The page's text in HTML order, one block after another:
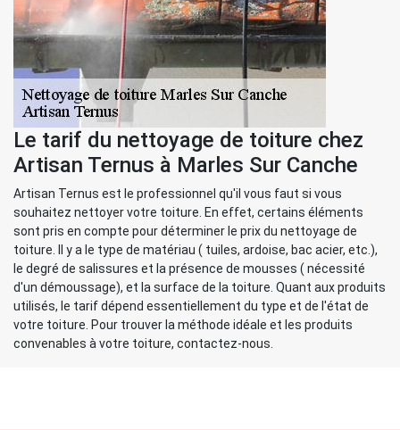
Le tarif du nettoyage de toiture chez
Artisan Ternus à Marles Sur Canche
Artisan Ternus est le professionnel qu'il vous faut si vous
souhaitez nettoyer votre toiture. En effet, certains éléments
sont pris en compte pour déterminer le prix du nettoyage de
toiture. Il y a le type de matériau ( tuiles, ardoise, bac acier, etc.),
le degré de salissures et la présence de mousses ( nécessité
d'un démoussage), et la surface de la toiture. Quant aux produits
utilisés, le tarif dépend essentiellement du type et de l'état de
votre toiture. Pour trouver la méthode idéale et les produits
convenables à votre toiture, contactez-nous.